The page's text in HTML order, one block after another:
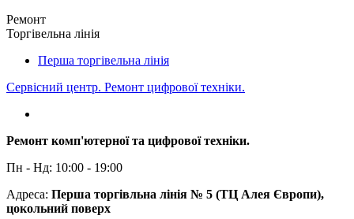
Ремонт
Торгівельна лінія
Перша торгівельна лінія
Сервісний центр. Ремонт цифрової техніки.
Ремонт комп'ютерної та цифрової техніки.
Пн - Нд: 10:00 - 19:00
Адреса: Перша торгівльна лінія № 5 (ТЦ Алея Європи),
цокольний поверх